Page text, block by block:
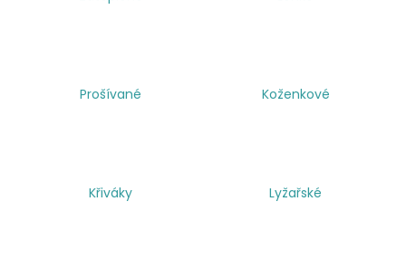
Prošívané Koženkové
Křiváky Lyžařské